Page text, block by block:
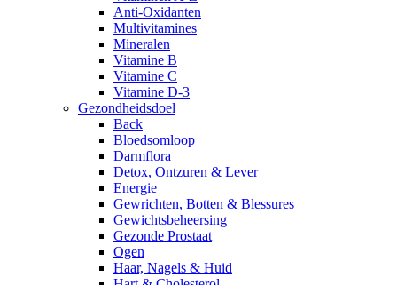
Anti-Oxidanten
Multivitamines
Mineralen
Vitamine B
Vitamine C
Vitamine D-3
Gezondheidsdoel
Back
Bloedsomloop
Darmflora
Detox, Ontzuren & Lever
Energie
Gewrichten, Botten & Blessures
Gewichtsbeheersing
Gezonde Prostaat
Ogen
Haar, Nagels & Huid